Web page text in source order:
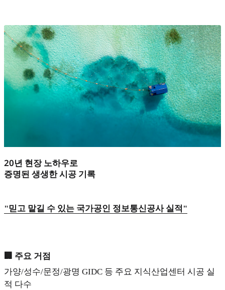
20년 현장 노하우로
증명된 생생한 시공 기록
"믿고 맡길 수 있는 국가공인 정보통신공사 실적 "
🏢 주요 거점
가양/성수/문정/광명 GIDC 등 주요 지식산업센터 시공 실
적 다수